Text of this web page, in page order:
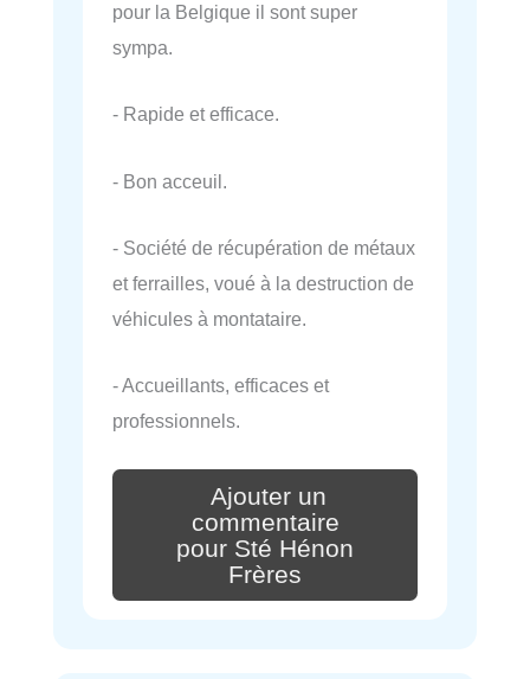
pour la Belgique il sont super
sympa.
- Rapide et efficace.
- Bon acceuil.
- Société de récupération de métaux
et ferrailles, voué à la destruction de
véhicules à montataire.
- Accueillants, efficaces et
professionnels.
Ajouter un
commentaire
pour Sté Hénon
Frères